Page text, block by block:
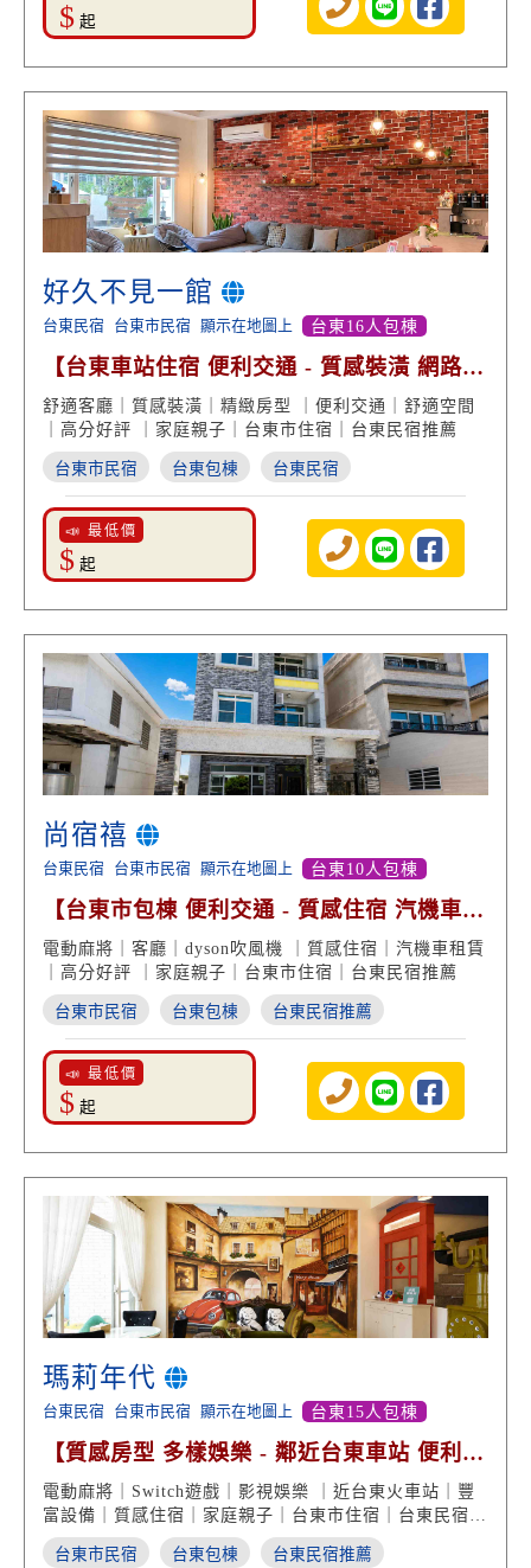
$ 起
好久不見一館
台東民宿 台東市民宿 顯示在地圖上 台東16人包棟
【台東車站住宿 便利交通 - 質感裝潢 網路高
分好評】
舒適客廳｜質感裝潢｜精緻房型 ｜便利交通｜舒適空間
｜高分好評 ｜家庭親子｜台東市住宿｜台東民宿推薦
台東市民宿 台東包棟 台東民宿
📣 最低價
$ 起
尚宿禧
台東民宿 台東市民宿 顯示在地圖上 台東10人包棟
【台東市包棟 便利交通 - 質感住宿 汽機車租
賃 高分好評】
電動麻將｜客廳｜dyson吹風機 ｜質感住宿｜汽機車租賃
｜高分好評 ｜家庭親子｜台東市住宿｜台東民宿推薦
台東市民宿 台東包棟 台東民宿推薦
📣 最低價
$ 起
瑪莉年代
台東民宿 台東市民宿 顯示在地圖上 台東15人包棟
【質感房型 多樣娛樂 - 鄰近台東車站 便利交
通 渡假享受】
電動麻將｜Switch遊戲｜影視娛樂 ｜近台東火車站｜豐
富設備｜質感住宿｜家庭親子｜台東市住宿｜台東民宿推
薦
台東市民宿 台東包棟 台東民宿推薦